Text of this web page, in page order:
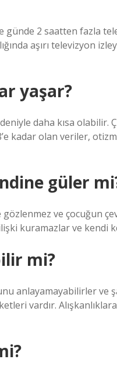
günde 2 saatten fazla
aşırı televizyon
yaşar?
daha kısa olabilir.
kadar olan veriler,
güler
ve çocuğun
kuramazlar ve kendi
mi?
anlayamayabilirler ve
vardır.